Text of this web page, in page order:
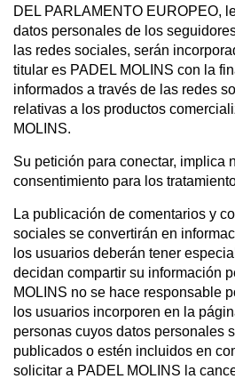
DEL PARLAMENTO EUROPEO,
datos personales de los
las redes sociales, serán
titular es PADEL MOLINS con la
informados a través de las redes
relativas a los productos
MOLINS.
Su petición para conectar, implica
consentimiento para los
La publicación de comentarios y
sociales se convertirán en
los usuarios deberán tener
decidan compartir su información
MOLINS no se hace responsable
los usuarios incorporen en la
personas cuyos datos personales
publicados o estén incluidos en
solicitar a PADEL MOLINS la